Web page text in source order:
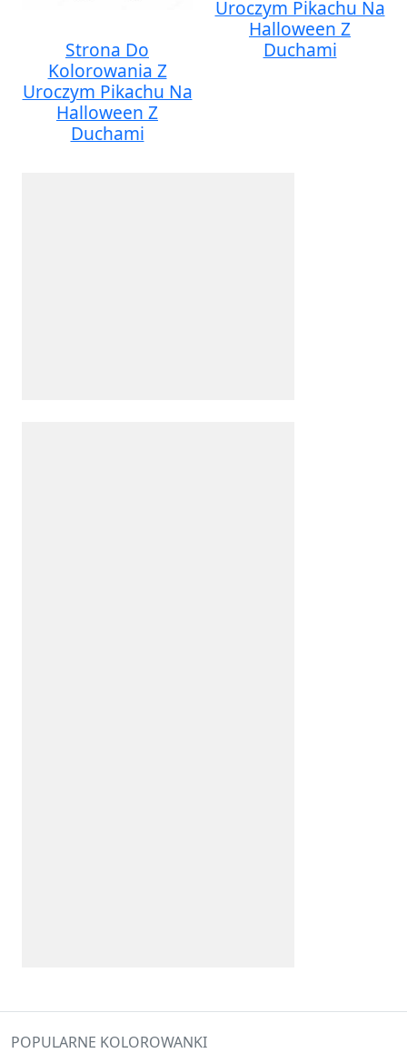
Strona Do
Kolorowania Z
Uroczym Pikachu Na
Halloween Z
Duchami
Uroczym Pikachu Na
Halloween Z
Duchami
POPULARNE KOLOROWANKI